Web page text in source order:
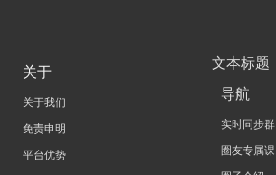
关于
关于我们
免责申明
平台优势
文本标题
导航
实时同步群
圈友专属课